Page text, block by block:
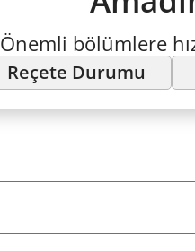
Önemli bölümlere
Reçete Durumu